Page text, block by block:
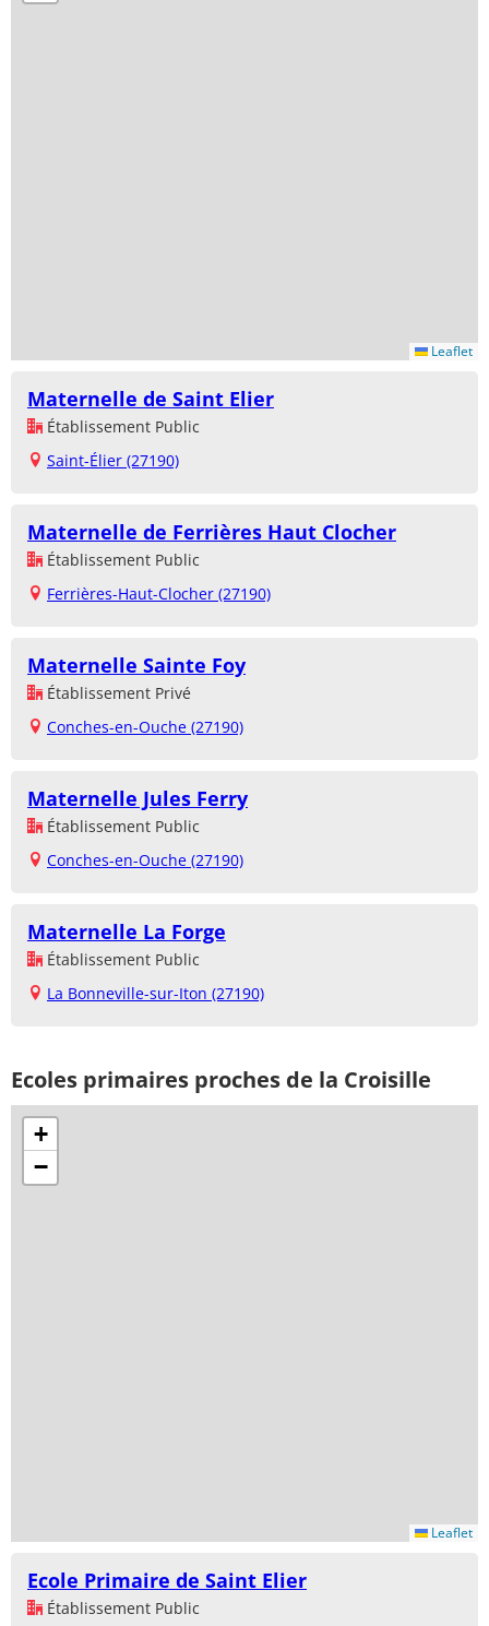
Leaflet
Maternelle de Saint Elier
Établissement Public
Saint-Élier (27190)
Maternelle de Ferrières Haut Clocher
Établissement Public
Ferrières-Haut-Clocher (27190)
Maternelle Sainte Foy
Établissement Privé
Conches-en-Ouche (27190)
Maternelle Jules Ferry
Établissement Public
Conches-en-Ouche (27190)
Maternelle La Forge
Établissement Public
La Bonneville-sur-Iton (27190)
Ecoles primaires proches de la Croisille
+
−
Leaflet
Ecole Primaire de Saint Elier
Établissement Public